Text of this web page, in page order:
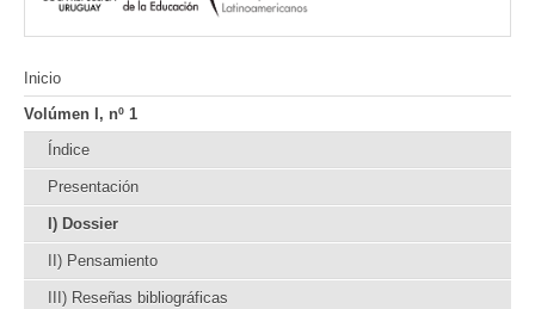
Inicio
Volúmen I, nº 1
Índice
Presentación
I) Dossier
II) Pensamiento
III) Reseñas bibliográficas